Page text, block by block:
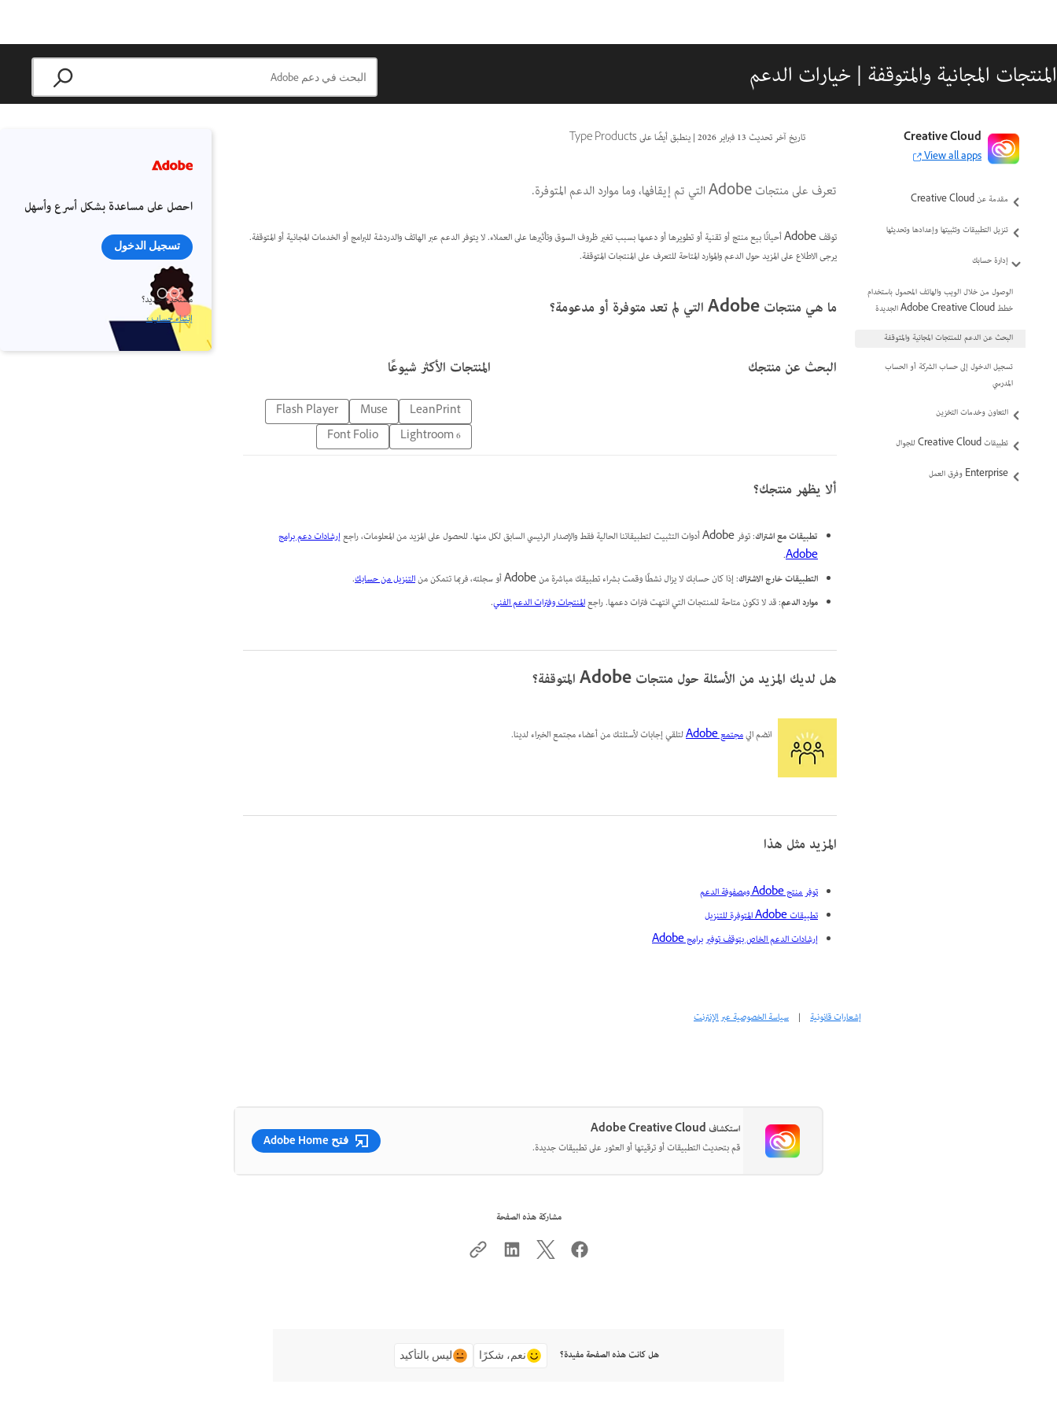
المنتجات المجانية والمتوقفة | خيارات الدعم
تاريخ آخر تحديث13 فبراير 2026 |ينطبق أيضًا على Type Products Creative Cloud
View all apps
مقدمة عن Creative Cloud
تنزيل التطبيقات وتثبيتها وإعدادها وتحديثها
إدارة حسابك
الوصول من خلال الويب والهاتف المحمول باستخدام
خطط Adobe Creative Cloud الجديدة
البحث عن الدعم للمنتجات المجانية والمتوقفة
تسجيل الدخول إلى حساب الشركة أو الحساب
المدرسي
التعاون وخدمات التخزين
تطبيقات Creative Cloud للجوال
Enterprise وفرق العمل
تعرف على منتجات Adobe التي تم إيقافها، وما موارد الدعم المتوفرة.
توقف Adobe أحيانًا بيع منتج أو تقنية أو تطويرها أو دعمها بسبب تغير ظروف السوق وتأثيرها على العملاء. لا يتوفر الدعم عبر الهاتف والدردشة للبرامج أو الخدمات المجانية أو المتوقفة.
يرجى الاطلاع على المزيد حول الدعم والموارد المتاحة للتعرف على المنتجات المتوقفة.
ما هي منتجات Adobe التي لم تعد متوفرة أو مدعومة؟
البحث عن منتجك المنتجات الأكثر شيوعًا
LeanPrint
Muse
Flash Player
Lightroom 6
Font Folio
ألا يظهر منتجك؟
تطبيقات مع اشتراك: توفر Adobe أدوات التثبيت لتطبيقاتنا الحالية فقط والإصدار الرئيسي السابق لكل منها. للحصول على المزيد من المعلومات، راجع
إرشادات دعم برامج
Adobe
.
التطبيقات خارج الاشتراك: إذا كان حسابك لا يزال نشطًا وقمت بشراء تطبيقك مباشرة من Adobe أو سجلته، فربما تتمكن من التنزيل من حسابك.
موارد الدعم: قد لا تكون متاحة للمنتجات التي انتهت فترات دعمها. راجعالمنتجات وفترات الدعم الفني.
هل لديك المزيد من الأسئلة حول منتجات Adobe المتوقفة؟
انضم اليمجتمع Adobe لتلقي إجابات لأسئلتك من أعضاء مجتمع الخبراء لدينا.
المزيد مثل هذا
توفر منتج Adobe ومصفوفة الدعم
تطبيقات Adobe المتوفرة للتنزيل
إرشادات الدعم الخاص بتوقف توفير برامج Adobe
احصل على مساعدة بشكل أسرع وأسهل
تسجيل الدخول
مستخدم جديد؟
إنشاء حساب ›
إشعارات قانونية | سياسة الخصوصية عبر الإنترنت
استكشاف Adobe Creative Cloud
قم بتحديث التطبيقات أو ترقيتها أو العثور على تطبيقات جديدة.
فتح Adobe Home
مشاركة هذه الصفحة
هل كانت هذه الصفحة مفيدة؟ نعم، شكرًا ليس بالتأكيد